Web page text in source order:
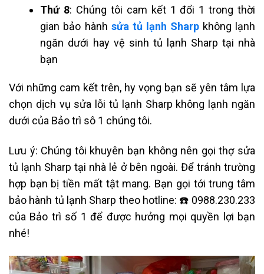
Thứ 8: Chúng tôi cam kết 1 đổi 1 trong thời
gian bảo hành sửa tủ lạnh Sharp không lạnh
ngăn dưới hayvệ sinh tủ lạnh Sharp tại nhà
bạn
Với những cam kết trên, hy vọng bạn sẽ yên tâm lựa
chọn dịch vụ sửa lỗi tủ lạnh Sharp không lạnh ngăn
dưới của Bảo trì sô 1 chúng tôi.
Lưu ý: Chúng tôi khuyên bạn không nên gọi thợ sửa
tủ lạnh Sharp tại nhà lẻ ở bên ngoài. Để tránh trường
hợp bạn bị tiền mất tật mang. Bạn gọi tới trung tâm
bảo hành tủ lạnh Sharp theo hotline: ☎️ 0988.230.233
của Bảo trì số 1 để được hưởng mọi quyền lợi bạn
nhé!